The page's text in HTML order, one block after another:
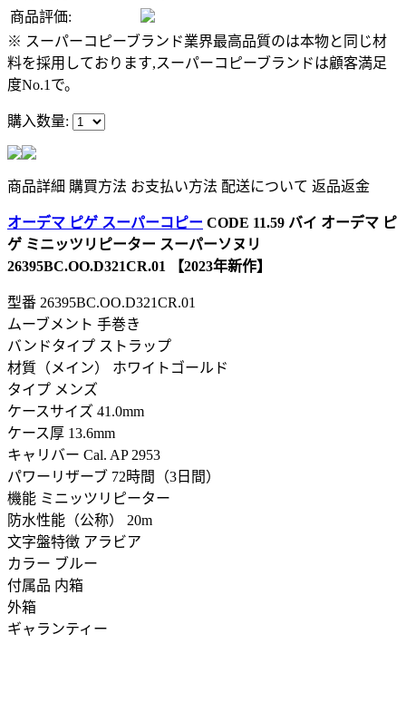
商品評価:
※ スーパーコピーブランド業界最高品質のは本物と同じ材
料を採用しております,スーパーコピーブランドは顧客満足
度No.1で。
購入数量:
商品詳細 購買方法 お支払い方法 配送について 返品返金
オーデマ ピゲ スーパーコピー CODE 11.59 バイ オーデマ ピ
ゲ ミニッツリピーター スーパーソヌリ
26395BC.OO.D321CR.01 【2023年新作】
型番 26395BC.OO.D321CR.01
ムーブメント 手巻き
バンドタイプ ストラップ
材質（メイン） ホワイトゴールド
タイプ メンズ
ケースサイズ 41.0mm
ケース厚 13.6mm
キャリバー Cal. AP 2953
パワーリザーブ 72時間（3日間）
機能 ミニッツリピーター
防水性能（公称） 20m
文字盤特徴 アラビア
カラー ブルー
付属品 内箱
外箱
ギャランティー